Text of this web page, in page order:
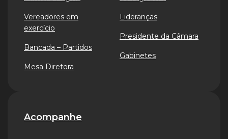
Vereadores em
exercício
Bancada – Partidos
Mesa Diretora
Lideranças
Presidente da Câmara
Gabinetes
Acompanhe